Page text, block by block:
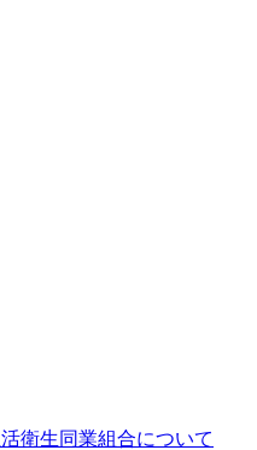
衛生同業組合について